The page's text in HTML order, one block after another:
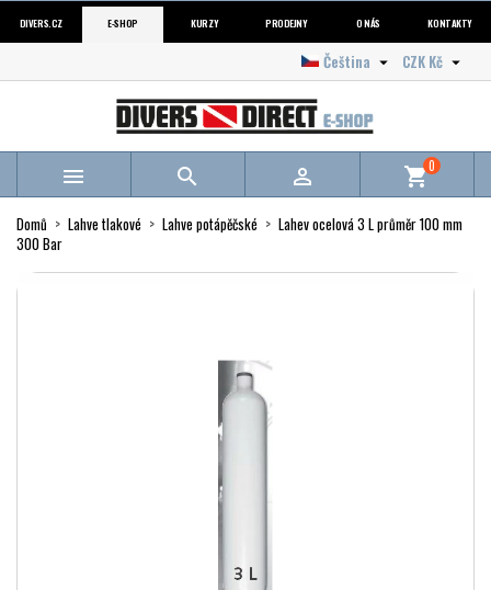
DIVERS.CZ E-SHOP KURZY PRODEJNY O NÁS KONTAKTY
CZK Kč 
Čeština 
   shopping_cart0
Domů Lahve tlakové Lahve potápěčské
Lahev ocelová 3 L průměr 100 mm
300 Bar